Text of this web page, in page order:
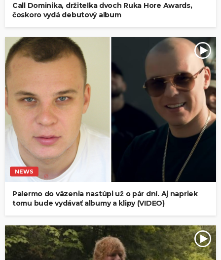
Call Dominika, držiteľka dvoch Ruka Hore Awards,
čoskoro vydá debutový album
NEWS
Palermo do väzenia nastúpi už o pár dní. Aj napriek
tomu bude vydávať albumy a klipy (VIDEO)